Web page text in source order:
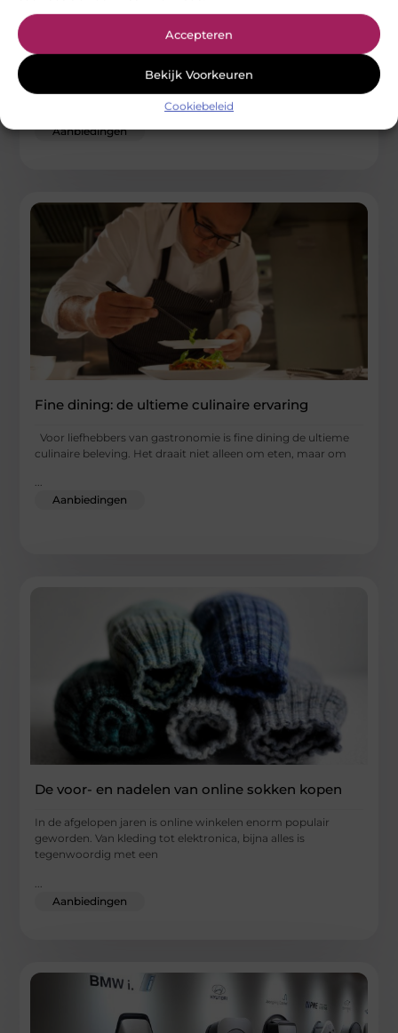
Accepteren
Bekijk Voorkeuren
Cookiebeleid
Trends in consumentenelektronica voor 2025
De wereld van consumentenelektronica is voortdurend in
beweging. Elk jaar worden we verrast door nieuwe innovaties
en technologische doorbraken die
Aanbiedingen
Fine dining: de ultieme culinaire ervaring
Voor liefhebbers van gastronomie is fine dining de ultieme
culinaire beleving. Het draait niet alleen om eten, maar om
...
Aanbiedingen
De voor- en nadelen van online sokken kopen
In de afgelopen jaren is online winkelen enorm populair
geworden. Van kleding tot elektronica, bijna alles is
tegenwoordig met een
Aanbiedingen